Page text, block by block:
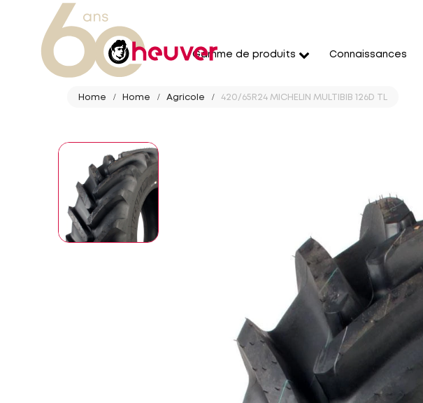
Gamme de produits Connaissances
Home Home Agricole 420/65R24 MICHELIN MULTIBIB 126D TL